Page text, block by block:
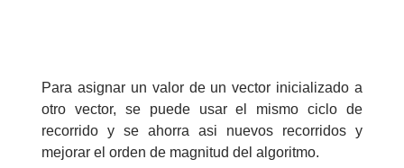
Para asignar un valor de un vector inicializado a
otro vector, se puede usar el mismo ciclo de
recorrido y se ahorra asi nuevos recorridos y
mejorar el orden de magnitud del algoritmo.